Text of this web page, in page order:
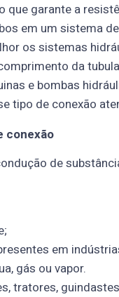
que garante a
em um sistema
os sistemas
da
e bombas
tipo de conexão
conexão
de
em
gás ou vapor.
tratores,